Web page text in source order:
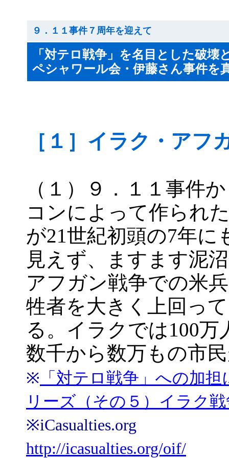
９．１１事件７周年を迎えて
「対テロ戦争」を名目とした破壊
ペシャワール会・伊藤さん事件を
［１］イラク・アフ
（１）９．１１事件
コンによって作られ
が21世紀初頭の7年
見えず、ますます泥
アフガン戦争での米
牲者を大きく上回っ
る。イラクでは100
数千から数万もの市
※ 「対テロ戦争」への加
リーズ（その５）イラク
※iCasualties.org
http://icasualties.org/oif/